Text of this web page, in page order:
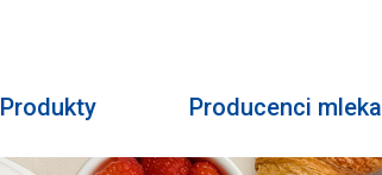
Produkty Producenci mleka